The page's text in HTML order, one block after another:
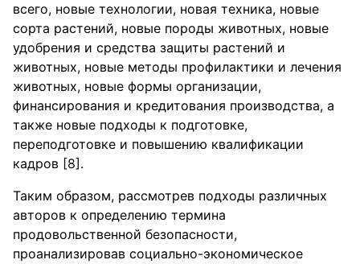
всего, новые технологии, новая техника, новые
сорта растений, новые породы животных, новые
удобрения и средства защиты растений и
животных, новые методы профилактики и лечения
животных, новые формы организации,
финансирования и кредитования производства, а
также новые подходы к подготовке,
переподготовке и повышению квалификации
кадров [8].
Таким образом, рассмотрев подходы различных
авторов к определению термина
продовольственной безопасности,
проанализировав социально-экономическое